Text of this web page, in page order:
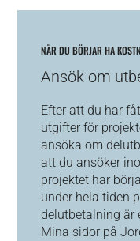
NÄR DU BÖRJAR HA
Ansök om
Efter att du har
utgifter för
ansöka om
att du ansöker
projektet har
under hela tiden
delutbetalning är
Mina sidor på